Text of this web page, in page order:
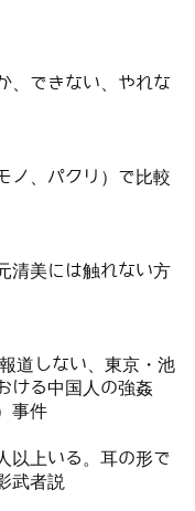
、できない、やれな
ノ、パクリ）で比較
清美には触れない方
道しない、東京・池
ける中国人の強姦
事件
以上いる。耳の形で
武者説